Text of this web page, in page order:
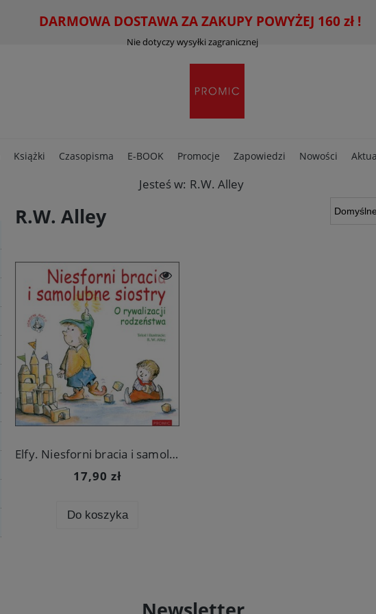
DARMOWA DOSTAWA ZA ZAKUPY POWYŻEJ 160 zł !
Nie dotyczy wysyłki zagranicznej
Książki Czasopisma E-BOOK Promocje Zapowiedzi Nowości
Jesteś w: R.W. Alley
R.W. Alley
Elfy. Niesforni bracia i samolubne siostry. O rywalizacji rodzeństwa
17,90 zł
Do koszyka